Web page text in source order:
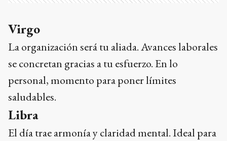
Virgo
La organización será tu aliada. Avances laborales
se concretan gracias a tu esfuerzo. En lo
personal, momento para poner límites
saludables.
Libra
El día trae armonía y claridad mental. Ideal para